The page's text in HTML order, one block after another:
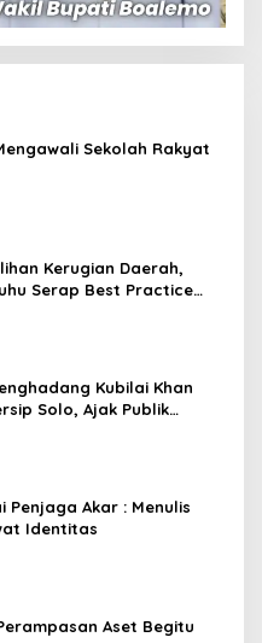
Sekolah Rakyat
Kerugian Daerah,
Serap Best Practice
Kubilai Khan
Solo, Ajak Publik
Penjaga Akar : Menulis
Identitas
Aset Begitu